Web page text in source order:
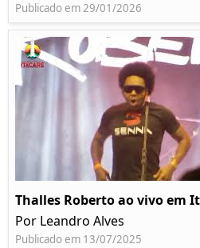
Publicado em 29/01/2026
Thalles Roberto ao vivo em
Por Leandro Alves
Publicado em 13/07/2025